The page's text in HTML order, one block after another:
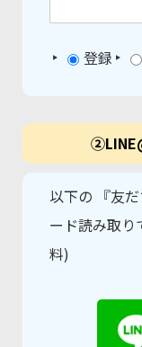
登録
以下の 『友
ード読み取り
料)